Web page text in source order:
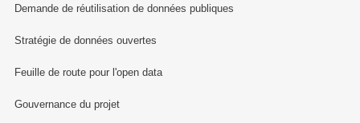
Demande de réutilisation de données publiques
Stratégie de données ouvertes
Feuille de route pour l'open data
Gouvernance du projet